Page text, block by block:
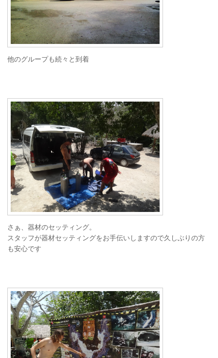
他のグループも続々と到着
さぁ、器材のセッティング。
スタッフが器材セッティングをお手伝いしますので久しぶりの方
も安心です